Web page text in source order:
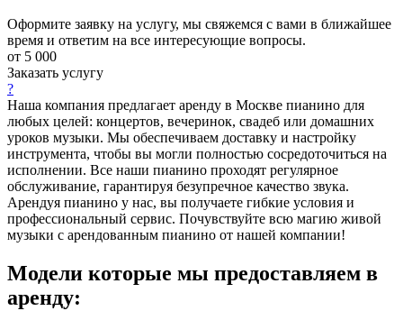
Оформите заявку на услугу, мы свяжемся с вами в ближайшее
время и ответим на все интересующие вопросы.
от 5 000
Заказать услугу
?
Наша компания предлагает аренду в Москве пианино для
любых целей: концертов, вечеринок, свадеб или домашних
уроков музыки. Мы обеспечиваем доставку и настройку
инструмента, чтобы вы могли полностью сосредоточиться на
исполнении. Все наши пианино проходят регулярное
обслуживание, гарантируя безупречное качество звука.
Арендуя пианино у нас, вы получаете гибкие условия и
профессиональный сервис. Почувствуйте всю магию живой
музыки с арендованным пианино от нашей компании!
Модели которые мы предоставляем в
аренду: